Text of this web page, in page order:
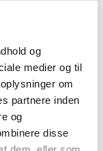
og
medier og til
om
partnere inden
og
disse
du ikke kan
om at få
Præsenter